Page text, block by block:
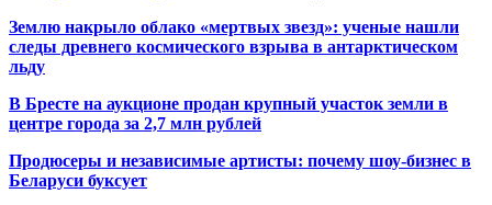
Землю накрыло облако «мертвых звезд»: ученые нашли
следы древнего космического взрыва в антарктическом
льду
В Бресте на аукционе продан крупный участок земли в
центре города за 2,7 млн рублей
Продюсеры и независимые артисты: почему шоу-бизнес в
Беларуси буксует